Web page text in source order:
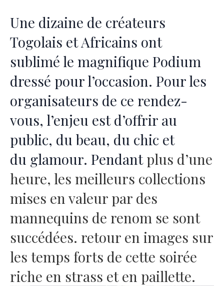
Une dizaine de créateurs
Togolais et Africains ont
sublimé le magnifique Podium
dressé pour l’occasion. Pour les
organisateurs de ce rendez-
vous, l’enjeu est d’offrir au
public, du beau, du chic et
du glamour. Pendantplus d’une
heure, les meilleurs collections
mises en valeur par des
mannequins de renom se sont
succédées. retour en images sur
les temps forts de cette soirée
riche en strass et en paillette.